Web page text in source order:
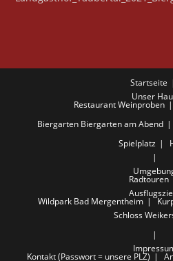
Startseite
Unser
Restaurant Weinproben
Biergarten Biergarten am Abend
Spielplatz
Radtouren
Wildpark Bad Mergentheim
Schloss
Kontakt (Passwort = unsere PLZ)